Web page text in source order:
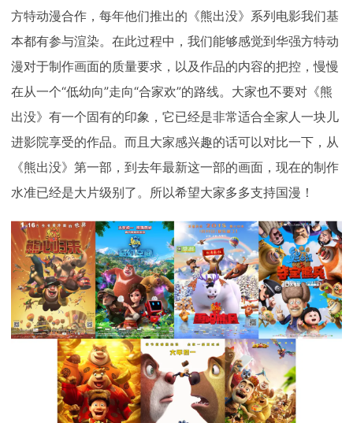
方特动漫合作，每年他们推出的《熊出没》系列电影我们基
本都有参与渲染。在此过程中，我们能够感觉到华强方特动
漫对于制作画面的质量要求，以及作品的内容的把控，慢慢
在从一个“低幼向”走向“合家欢”的路线。大家也不要对《熊
出没》有一个固有的印象，它已经是非常适合全家人一块儿
进影院享受的作品。而且大家感兴趣的话可以对比一下，从
《熊出没》第一部，到去年最新这一部的画面，现在的制作
水准已经是大片级别了。所以希望大家多多支持国漫！